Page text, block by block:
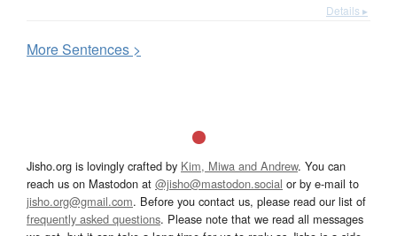
Details ▸
MoreSentences >
Jisho.org is lovingly crafted by Kim, Miwa and Andrew. You can
reach us on Mastodon at @jisho@mastodon.social or by e-mail to
jisho.org@gmail.com. Before you contact us, please read our list of
frequently asked questions. Please note that we read all messages